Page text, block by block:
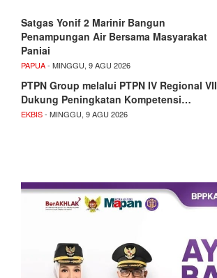
Satgas Yonif 2 Marinir Bangun
Penampungan Air Bersama Masyarakat
Paniai
PAPUA- MINGGU, 9 AGU 2026
PTPN Group melalui PTPN IV Regional VII
Dukung Peningkatan Kompetensi…
EKBIS- MINGGU, 9 AGU 2026